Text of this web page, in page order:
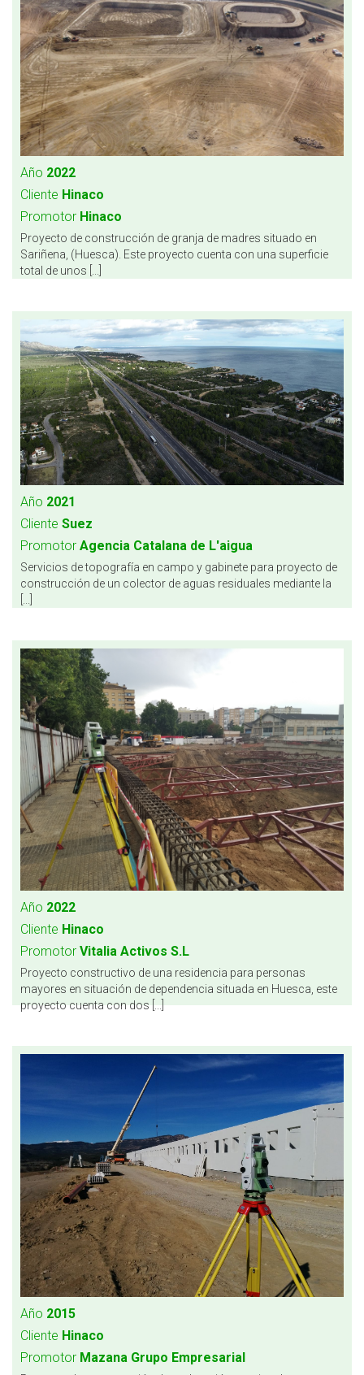
Año 2022
Cliente Hinaco
Promotor Hinaco
Proyecto de construcción de granja de madres situado en
Sariñena, (Huesca). Este proyecto cuenta con una superficie
total de unos [...]
Año 2021
Cliente Suez
Promotor Agencia Catalana de L'aigua
Servicios de topografía en campo y gabinete para proyecto de
construcción de un colector de aguas residuales mediante la
Año 2022
Cliente Hinaco
Promotor Vitalia Activos S.L
Proyecto constructivo de una residencia para personas
mayores en situación de dependencia situada en Huesca, este
proyecto cuenta con dos [...]
Año 2015
Cliente Hinaco
Promotor Mazana Grupo Empresarial